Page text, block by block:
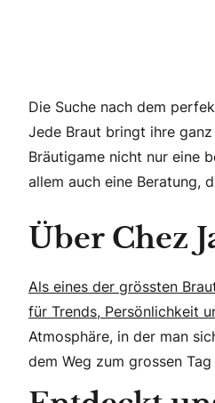
Die Suche nach dem
Jede Braut bringt ihre
Bräutigame nicht nur eine
allem auch eine Beratung,
Über Chez
Als eines der grössten
für Trends, Persönlichkeit
Atmosphäre, in der man
dem Weg zum grossen